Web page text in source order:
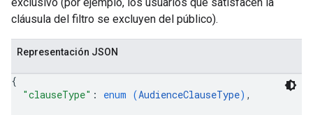
cláusula del filtro se excluyen del público).
Representación JSON
{
"clauseType" : enum (AudienceClauseType) ,